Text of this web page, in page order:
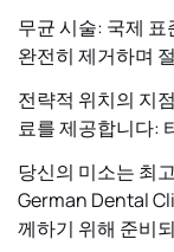
무균 시술: 국제
완전히 제거하며
전략적 위치의 지
료를 제공합니다:
당신의 미소는 최
German Dental
께하기 위해 준비